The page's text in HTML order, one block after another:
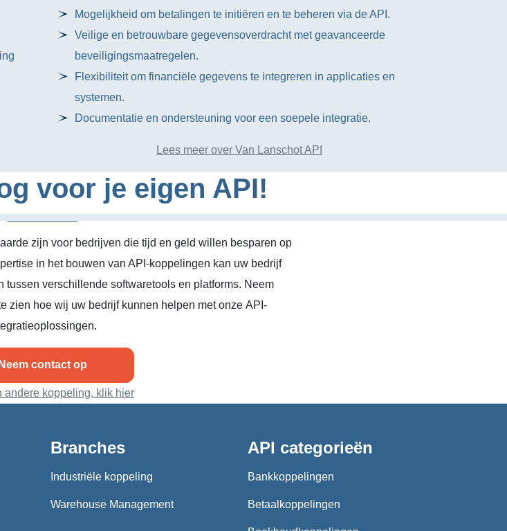
Mogelijkheid om betalingen te initiëren en te beheren via de API.
Veilige en betrouwbare gegevensoverdracht met geavanceerde
beveiligingsmaatregelen.
Flexibiliteit om financiële gegevens te integreren in applicaties en
systemen.
Documentatie en ondersteuning voor een soepele integratie.
Lees meer over Van Lanschot API
voor je eigen API!
zijn voor bedrijven die tijd en geld willen besparen op
in het bouwen van API-koppelingen kan uw bedrijf
tussen verschillende softwaretools en platforms. Neem
zien hoe wij uw bedrijf kunnen helpen met onze API-
Neem contact op
andere koppeling, klik hier
Branches
Industriële koppeling
Warehouse Management
API categorieën
Bankkoppelingen
Betaalkoppelingen